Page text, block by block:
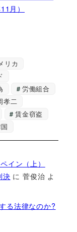
月）
リカ
労働組合
孝二
賃金窃盗
イン（上）
決 に菅俊治 よ
る法律なのか?